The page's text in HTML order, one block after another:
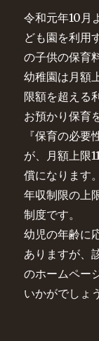
令和元年10月
ども園を利用
の子供の保育
幼稚園は月額
限額を超える
お預かり保育
『保育の必
が、月額上限
償になります。
年収制限の上
制度です。
幼児の年齢に
ありますが、
のホームペー
いかがでしょ